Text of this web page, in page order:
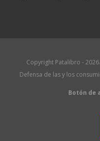
Copyright Patalibro -
Defensa de las y los
Botón de